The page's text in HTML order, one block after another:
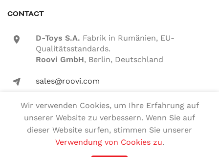
CONTACT
location-icon D-Toys S.A. Fabrik in Rumänien, EU-
Qualitätsstandards.
Roovi GmbH, Berlin, Deutschland
mail-icon sales@roovi.com
Alle Rechte vorbehalten
Wir verwenden Cookies, um Ihre Erfahrung auf
unserer Website zu verbessern. Wenn Sie auf
dieser Website surfen, stimmen Sie unserer
Verwendung von Cookies zu.
Magyar